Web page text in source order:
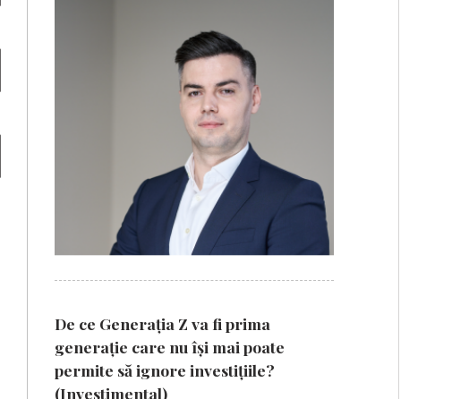
De ce Generația Z va fi prima
generație care nu își mai poate
permite să ignore investițiile?
(Investimental)